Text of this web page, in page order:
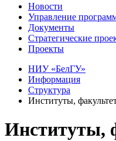
Новости
Управление
Документы
Стратегические
Проекты
НИУ «БелГУ»
Информация
Структура
Институты,
Институты,